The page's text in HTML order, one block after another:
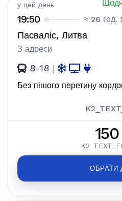
у цей день
19:50 ≈ 26 год.
Пасваліс, Литва
З адреси
8-18 |
Без пішого перетину
ОБРАТИ